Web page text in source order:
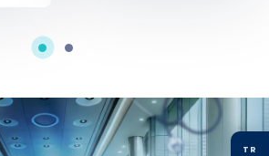
TR